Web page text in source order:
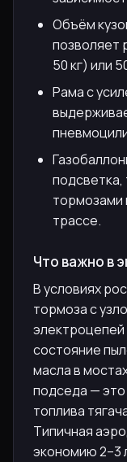
Объём
позволяет
50 кг) или
Рама с
подсветка,
тормозами
трассе.
Что важно в
В условиях
тормоза с
электроцепей
состояние
масла в
подседа —
топлива
Типичная
экономию 2–3